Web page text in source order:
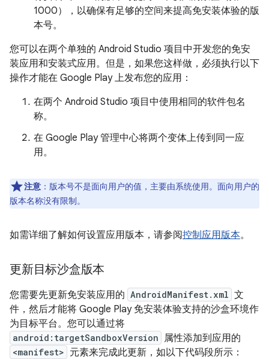
1000），以确保有足够的空间来提高免安装体验的版
本号。
您可以在两个单独的 Android Studio 项目中开发您的免安
装应用和安装式应用。但是，如果您这样做，必须执行以下
操作才能在 Google Play 上发布您的应用：
在两个 Android Studio 项目中使用相同的软件包名
称。
在 Google Play 管理中心将两个变体上传到同一应
用。
注意 ：版本号不是面向用户的值，主要由系统使用。面向用户的
版本名称没有限制。
如需详细了解如何设置应用版本，请参阅控制应用版本。
更新目标沙盒版本
您需要先更新免安装应用的 AndroidManifest.xml 文
件，然后才能将 Google Play 免安装体验支持的沙盒环境作
为目标平台。您可以通过将
android:targetSandboxVersion 属性添加到应用的
<manifest> 元素来完成此更新，如以下代码段所示：